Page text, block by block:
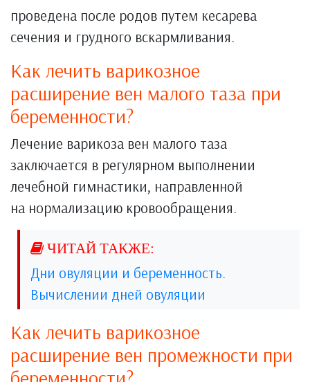
проведена после родов путем кесарева
сечения и грудного вскармливания.
Как лечить варикозное
расширение вен малого таза при
беременности?
Лечение варикоза вен малого таза
заключается в регулярном выполнении
лечебной гимнастики, направленной
на нормализацию кровообращения.
Дни овуляции и беременность.
Вычислении дней овуляции
Как лечить варикозное
расширение вен промежности при